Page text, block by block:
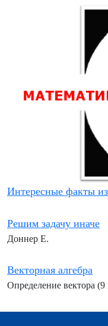
Интересные факты
Решим задачу иначе
Доннер Е.
Векторная алгебра
Определение вектора (9